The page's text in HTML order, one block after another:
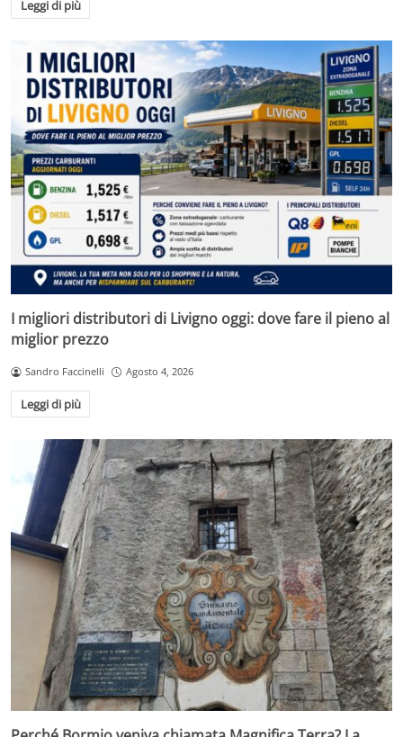
Leggi di più
I migliori distributori di Livigno oggi: dove fare il pieno al
miglior prezzo
Sandro Faccinelli Agosto 4, 2026
Leggi di più